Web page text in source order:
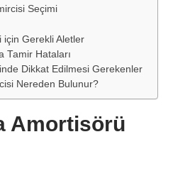
Seçimi
için Gerekli Aletler
Tamir Hataları
Dikkat Edilmesi Gerekenler
Nereden Bulunur?
Amortisörü